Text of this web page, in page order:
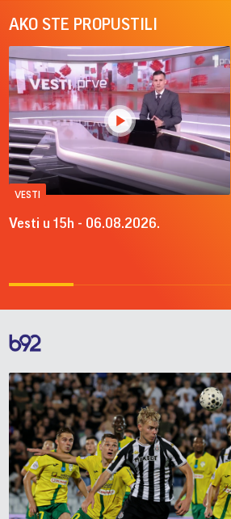
AKO STE PROPUSTILI
VESTI
Vesti u 15h - 06.08.2026.